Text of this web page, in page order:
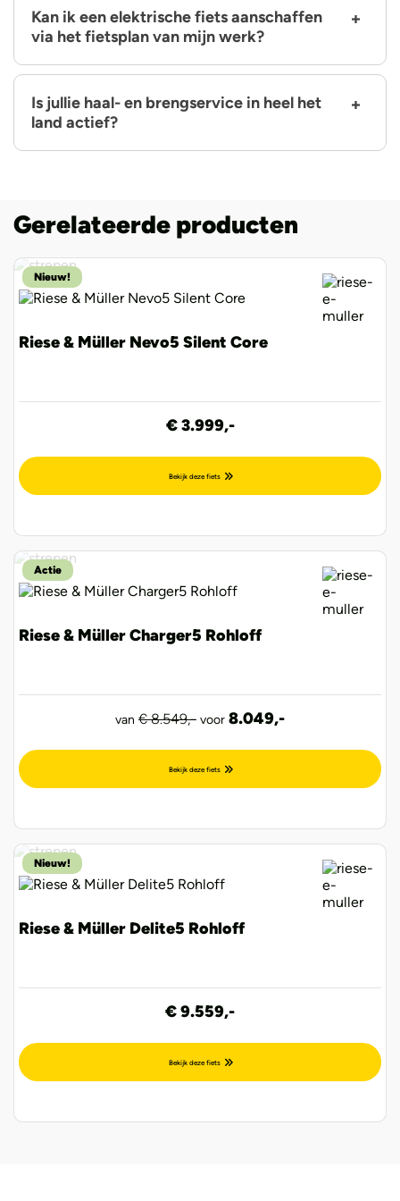
Kan ik een elektrische fiets aanschaffen
via het fietsplan van mijn werk?
Is jullie haal- en brengservice in heel het
land actief?
Gerelateerde producten
Riese & Müller Nevo5 Silent Core
€ 3.999,-
Bekijk deze fiets
Nieuw!
Riese & Müller Charger5 Rohloff
van € 8.549,- voor 8.049,-
Bekijk deze fiets
Actie
Riese & Müller Delite5 Rohloff
€ 9.559,-
Bekijk deze fiets
Nieuw!